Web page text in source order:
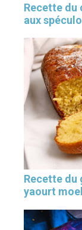
Recette du
aux
Recette du
yaourt